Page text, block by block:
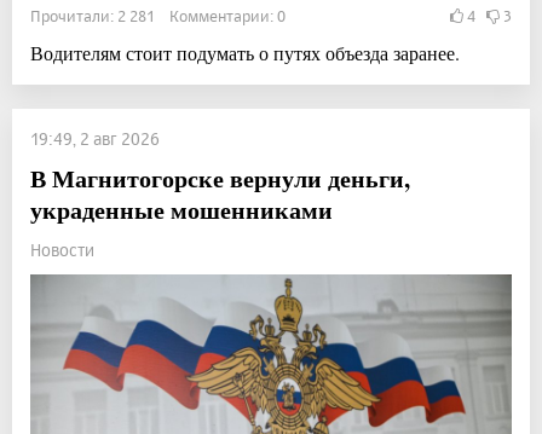
Прочитали: 2 281 Комментарии: 0 4 3
Водителям стоит подумать о путях объезда заранее.
19:49, 2 авг 2026
В Магнитогорске вернули деньги,
украденные мошенниками
Новости